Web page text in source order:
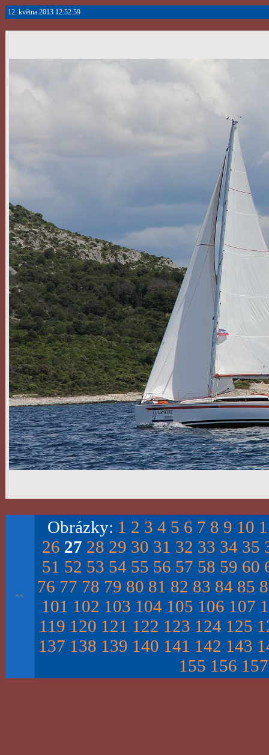
12. května 2013 12:52:59
<<
Obrázky: 1 2 3 4 5 6 7 8 9 10
26 27 28 29 30 31 32 33 34 35
51 52 53 54 55 56 57 58 59 60
76 77 78 79 80 81 82 83 84 85
101 102 103 104 105 106 107
119 120 121 122 123 124 125
137 138 139 140 141 142 143
155 156 157